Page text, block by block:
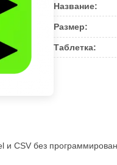
Название:
Размер:
Таблетка:
и CSV без